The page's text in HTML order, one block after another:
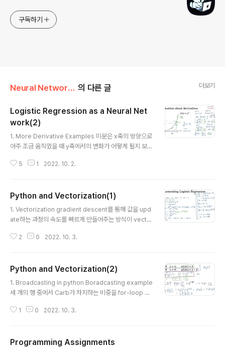
구독하기
Neural Networks and Deep Learning/2주차 의 다른 글 더보기
Logistic Regression as a Neural Net
work(2)
1. More Derivative Examples 미분은 x축의 방향으로
아주 조금 움직였을 때 y축에서의 변화가 어떻게 될지 보여
직이면 f(a)는 얼만큼 움직이게 되는지 표현되어있다. f(a)
서 그 미분값(slope)도 다르다는 것을 알 수 있다. 즉, 함수
의 형태에 따라 미분값이 변화하는 정도나 패턴도 다르다
는 것이다. 어떤 식을 미분한 결과가 무엇인지 알지 모른다
있다. 이전에 쌓아놓은 것이 없어 모른다면 검색해서 파악
5 1 2022. 10. 2.
Python and Vectorization(1)
1. Vectorization gradient descent를 통해 값을 upd
ate하는 과정의 속도를 빠르게 만들어주는 방식이 vecto
이 아니라 numpy의 dot를 통해 vector인 w와 x를 빠르
다 약 300배 이상 빠르다. 이는 강의 내 주피터 노트북을
이용한 실습을 통해 확인할 수 있었다. 이를 explicit for l
oop의 사용을 피하고 build in functions 사용을 지향하
에 저장되는 값을 계속 더해야하는가 했는데 여기..
2 0 2022. 10. 3.
Python and Vectorization(2)
1. Broadcasting in python Boradcasting example
세 개의 행 중에서 Carb가 차지하는 비중을 for-loop 없
여 구한 값으로 각 원소들을 나눠준 뒤 100을 곱하면 per
코드에 해당한다. sum(axis=0) 함수를 사용하면 2차원
1 0 2022. 10. 3.
Programming Assignments